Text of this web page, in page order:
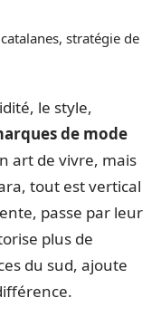
stratégie de
le style,
de mode
art de vivre, mais
tout est vertical
passe par leur
plus de
du sud, ajoute